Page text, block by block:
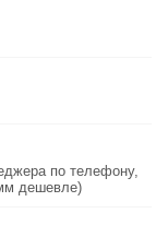
по телефону,
дешевле)
по телефону,
за грамм дешевле)